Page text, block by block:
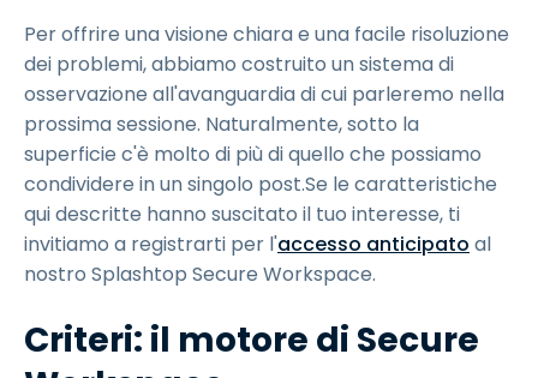
Per offrire una visione chiara e una facile risoluzione
dei problemi, abbiamo costruito un sistema di
osservazione all'avanguardia di cui parleremo nella
prossima sessione. Naturalmente, sotto la
superficie c'è molto di più di quello che possiamo
condividere in un singolo post.Se le caratteristiche
qui descritte hanno suscitato il tuo interesse, ti
invitiamo a registrarti per l'accesso anticipato al
nostro Splashtop Secure Workspace.
Criteri: il motore di Secure